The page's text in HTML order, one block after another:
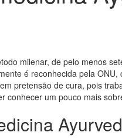
milenar, de pelo menos
é reconhecida pela
pretensão de cura, pois
conhecer um pouco mais